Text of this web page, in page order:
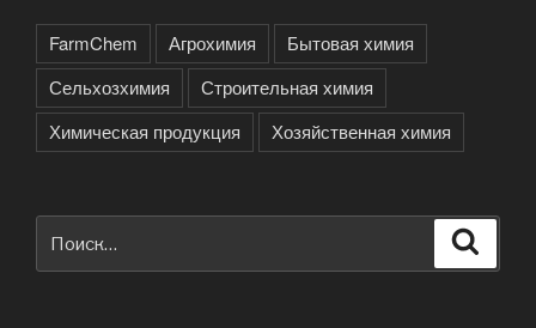
FarmChem Агрохимия
Бытовая химия
Сельхозхимия
Строительная химия
Химическая продукция
Хозяйственная химия